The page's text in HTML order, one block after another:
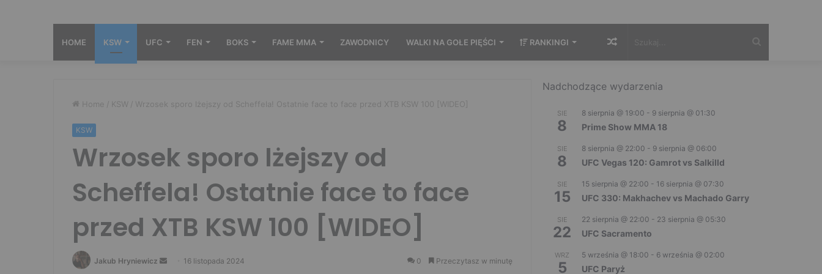
HOME KSW UFC FEN BOKS FAME MMA ZAWODNICY WALKI NA GOŁE PIĘŚCI RANKINGI Losowy
Home / KSW / Wrzosek sporo lżejszy od Scheffela! Ostatnie face to face przed XTB KSW 100 [WIDEO]
KSW
Wrzosek sporo lżejszy od
Scheffela! Ostatnie face to face
przed XTB KSW 100 [WIDEO]
Jakub Hryniewicz
Send 16 listopada 2024 0 Przeczytasz w minutę
Nadchodzące wydarzenia
SIE
8
8 sierpnia @ 19:00 - 9 sierpnia @ 01:30
Prime Show MMA 18
SIE
8
8 sierpnia @ 22:00 - 9 sierpnia @ 06:00
UFC Vegas 120: Gamrot vs Salkilld
SIE
15
15 sierpnia @ 22:00 - 16 sierpnia @ 07:30
UFC 330: Makhachev vs Machado Garry
SIE
22
22 sierpnia @ 22:00 - 23 sierpnia @ 05:30
UFC Sacramento
WRZ
5
5 września @ 18:00 - 6 września @ 02:00
UFC Paryż